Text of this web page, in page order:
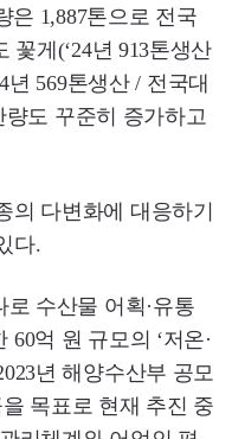
은 1,887톤으로 전국
꽃게(‘24년 913톤생산
년 569톤생산 / 전국대
량도 꾸준히 증가하고
의 다변화에 대응하기
다.
수산물 어획·유통
억 원 규모의 ‘저온·
년 해양수산부 공모
목표로 현재 추진 중